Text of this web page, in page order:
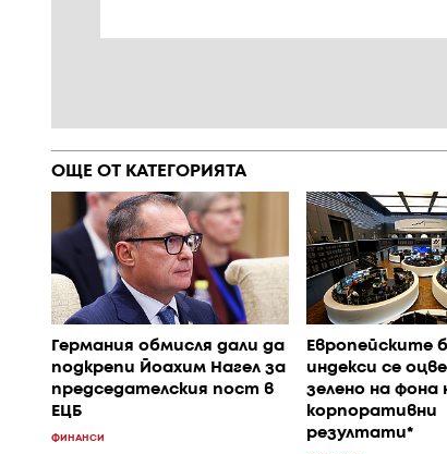
ОЩЕ ОТ КАТЕГОРИЯТА
Германия обмисля дали да
подкрепи Йоахим Нагел за
председателския пост в
ЕЦБ
ФИНАНСИ
Европейските
индекси се
зелено на фона
корпоративни
резултати*